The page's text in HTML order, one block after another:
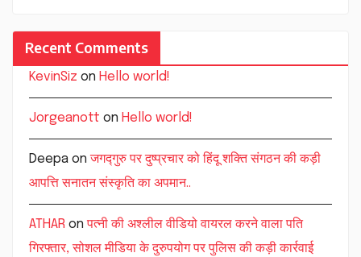
Recent Comments
KevinSiz on Hello world!
Jorgeanott on Hello world!
Deepa onजगद्गुरु पर दुष्प्रचार को हिंदू शक्ति संगठन की कड़ी
आपत्ति सनातन संस्कृति का अपमान..
ATHAR onपत्नी की अश्लील वीडियो वायरल करने वाला पति
गिरफ्तार, सोशल मीडिया के दुरुपयोग पर पुलिस की कड़ी कार्रवाई